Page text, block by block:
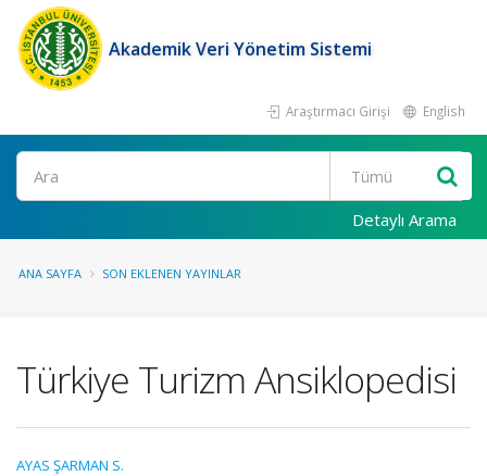
Akademik Veri Yönetim Sistemi
Araştırmacı Girişi English
Ara
Detaylı Arama
ANA SAYFA SON EKLENEN YAYINLAR
Türkiye Turizm Ansiklopedisi
AYAS ŞARMAN S.